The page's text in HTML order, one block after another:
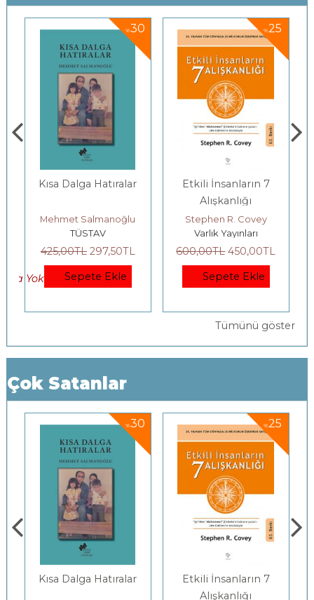
Yok)
%30
Kısa Dalga Hatıralar
Mehmet Salmanoğlu
TÜSTAV
425,00TL 297,50TL
Sepete Ekle
%25
Etkili İnsanların 7
Alışkanlığı
Stephen R. Covey
Varlık Yayınları
600,00TL 450,00TL
Sepete Ekle
Tümünü göster
Çok Satanlar
%30
Kısa Dalga Hatıralar
%25
Etkili İnsanların 7
Alışkanlığı